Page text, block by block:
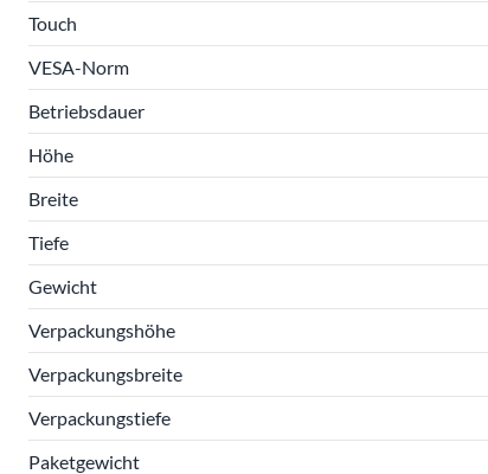
Touch
VESA-Norm
Betriebsdauer
Höhe
Breite
Tiefe
Gewicht
Verpackungshöhe
Verpackungsbreite
Verpackungstiefe
Paketgewicht